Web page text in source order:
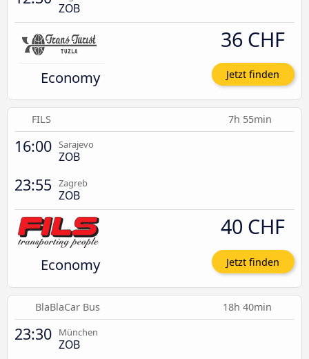
ZOB
Economy
36 CHF
Jetzt finden
FILS 7h 55min
16:00 Sarajevo
ZOB
23:55 Zagreb
ZOB
Economy
40 CHF
Jetzt finden
BlaBlaCar Bus 18h 40min
23:30 München
ZOB